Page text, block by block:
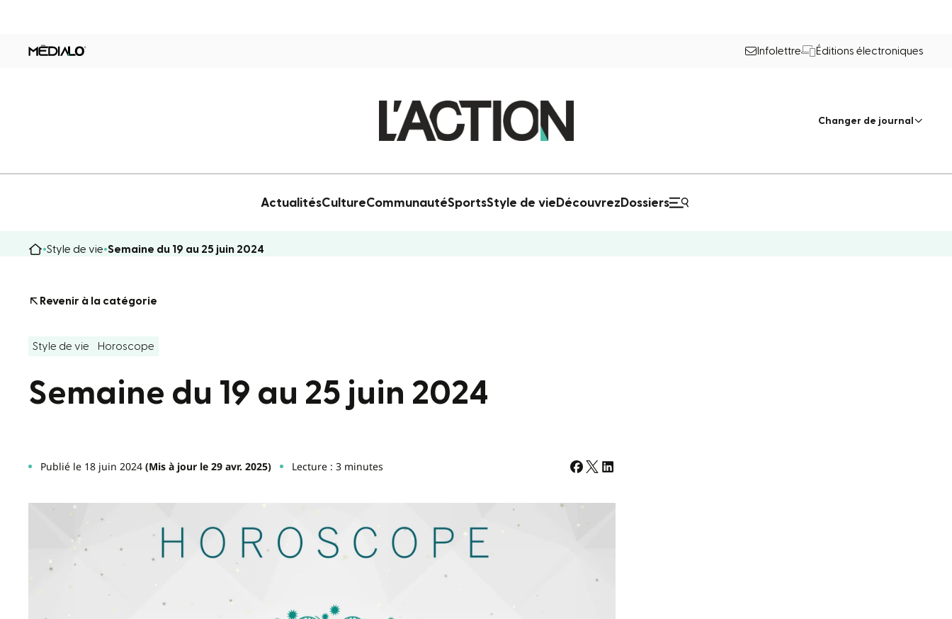
Infolettre Éditions électroniques
Changer de journal
ActualitésCultureCommunautéSportsStyle de vie Découvrez Dossiers
Style de vie Semaine du 19 au 25 juin 2024
Revenir à la catégorie
Style de vie Horoscope
Semaine du 19 au 25 juin 2024
Publié le 18 juin 2024(Mis à jour le 29 avr. 2025) Lecture : 3 minutes